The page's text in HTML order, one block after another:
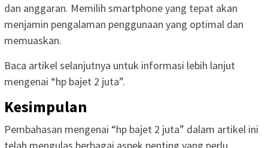
dan anggaran. Memilih smartphone yang tepat akan
menjamin pengalaman penggunaan yang optimal dan
memuaskan.
Baca artikel selanjutnya untuk informasi lebih lanjut
mengenai “hp bajet 2 juta”.
Kesimpulan
Pembahasan mengenai “hp bajet 2 juta” dalam artikel ini